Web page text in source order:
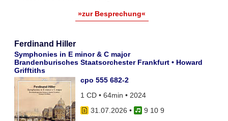
»zur Besprechung«
Ferdinand Hiller
Symphonies in E minor & C major
Brandenburisches Staatsorchester Frankfurt • Howard
Grifftiths
cpo 555 682-2
1 CD • 64min • 2024
31.07.2026 •
9 10 9